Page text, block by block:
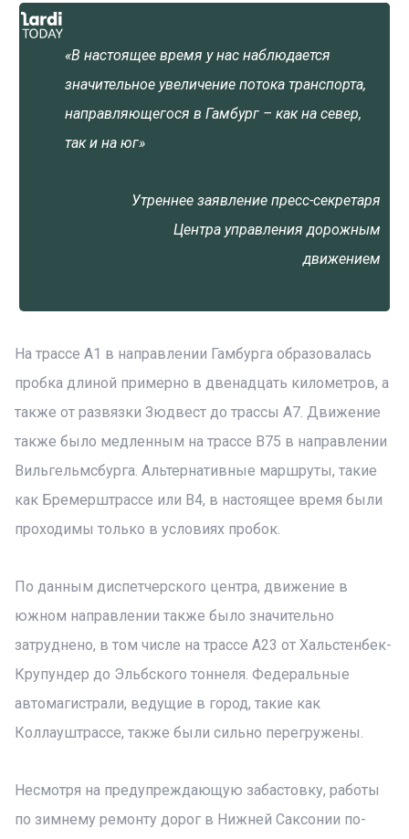
«В настоящее время у нас наблюдается
значительное увеличение потока транспорта,
направляющегося в Гамбург – как на север,
так и на юг»
Утреннее заявление пресс-секретаря
Центра управления дорожным
движением
На трассе А1 в направлении Гамбурга образовалась
пробка длиной примерно в двенадцать километров, а
также от развязки Зюдвест до трассы А7. Движение
также было медленным на трассе B75 в направлении
Вильгельмсбурга. Альтернативные маршруты, такие
как Бремерштрассе или B4, в настоящее время были
проходимы только в условиях пробок.
По данным диспетчерского центра, движение в
южном направлении также было значительно
затруднено, в том числе на трассе A23 от Хальстенбек-
Крупундер до Эльбского тоннеля. Федеральные
автомагистрали, ведущие в город, такие как
Коллауштрассе, также были сильно перегружены.
Несмотря на предупреждающую забастовку, работы
по зимнему ремонту дорог в Нижней Саксонии по-